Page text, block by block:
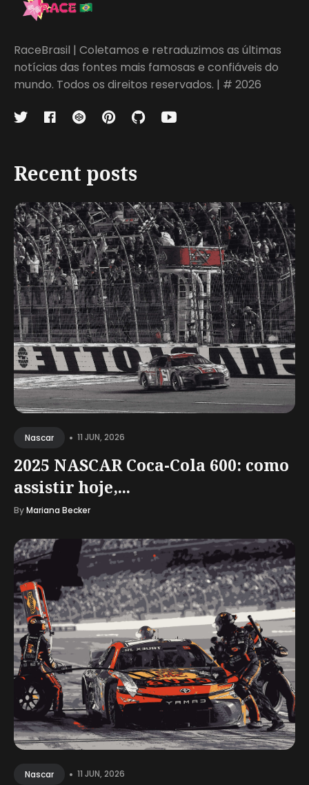
RaceBrasil | Coletamos e retraduzimos as últimas
notícias das fontes mais famosas e confiáveis do
mundo. Todos os direitos reservados. | # 2026
Recent posts
Nascar • 11 JUN, 2026
2025 NASCAR Coca-Cola 600: como
assistir hoje,...
ByMariana Becker
Nascar • 11 JUN, 2026